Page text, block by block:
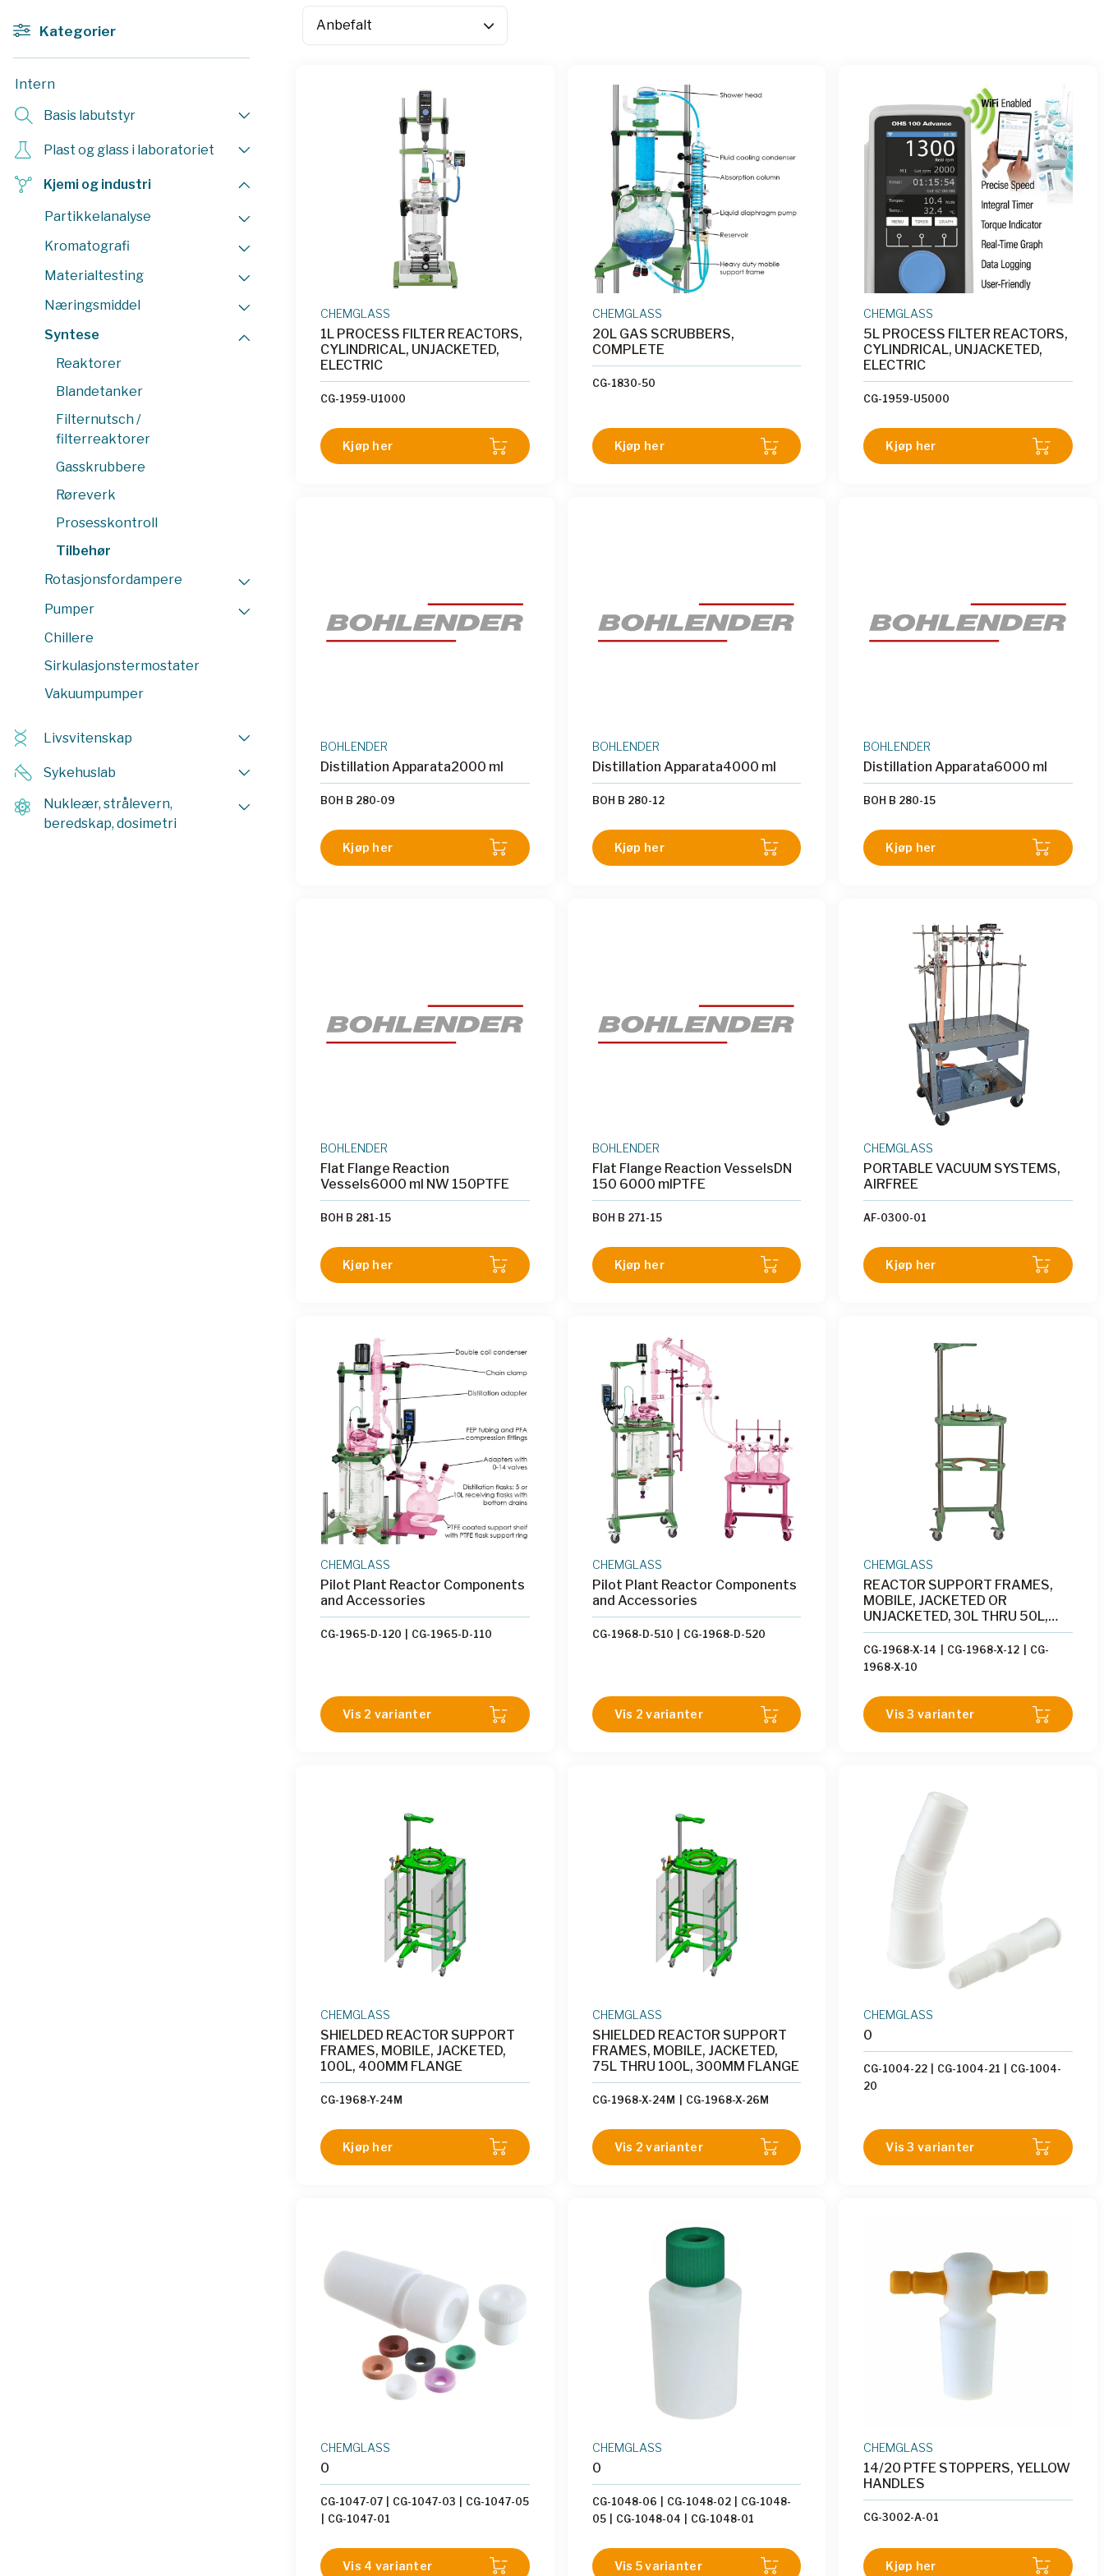
Kategorier
Intern
Basis labutstyr
Plast og glass i laboratoriet
Kjemi og industri
Partikkelanalyse
Kromatografi
Materialtesting
Næringsmiddel
Syntese
Reaktorer
Blandetanker
Filternutsch /
filterreaktorer
Gasskrubbere
Røreverk
Prosesskontroll
Tilbehør
Rotasjonsfordampere
Pumper
Chillere
Sirkulasjonstermostater
Vakuumpumper
Livsvitenskap
Sykehuslab
Nukleær, strålevern,
beredskap, dosimetri
CHEMGLASS
1L PROCESS FILTER REACTORS,
CYLINDRICAL, UNJACKETED,
ELECTRIC
CG-1959-U1000
Kjøp her
CHEMGLASS
20L GAS SCRUBBERS,
COMPLETE
CG-1830-50
Kjøp her
CHEMGLASS
5L PROCESS FILTER REACTORS,
CYLINDRICAL, UNJACKETED,
ELECTRIC
CG-1959-U5000
Kjøp her
BOHLENDER
Distillation Apparata2000 ml
BOH B 280-09
Kjøp her
BOHLENDER
Distillation Apparata4000 ml
BOH B 280-12
Kjøp her
BOHLENDER
Distillation Apparata6000 ml
BOH B 280-15
Kjøp her
BOHLENDER
Flat Flange Reaction
Vessels6000 ml NW 150PTFE
BOH B 281-15
Kjøp her
BOHLENDER
Flat Flange Reaction VesselsDN
150 6000 mlPTFE
BOH B 271-15
Kjøp her
CHEMGLASS
PORTABLE VACUUM SYSTEMS,
AIRFREE
AF-0300-01
Kjøp her
CHEMGLASS
Pilot Plant Reactor Components
and Accessories
CG-1965-D-120 CG-1965-D-110
Vis 2 varianter
CHEMGLASS
Pilot Plant Reactor Components
and Accessories
CG-1968-D-510 CG-1968-D-520
Vis 2 varianter
CHEMGLASS
REACTOR SUPPORT FRAMES,
MOBILE, JACKETED OR
UNJACKETED, 30L THRU 50L,
300MM FLANGE
CG-1968-X-14 CG-1968-X-12
CG-
1968-X-10
Vis 3 varianter
CHEMGLASS
SHIELDED REACTOR SUPPORT
FRAMES, MOBILE, JACKETED,
100L, 400MM FLANGE
CG-1968-Y-24M
Kjøp her
CHEMGLASS
SHIELDED REACTOR SUPPORT
FRAMES, MOBILE, JACKETED,
75L THRU 100L, 300MM FLANGE
CG-1968-X-24M CG-1968-X-26M
Vis 2 varianter
CHEMGLASS
0
CG-1004-22 CG-1004-21
CG-1004-
20
Vis 3 varianter
CHEMGLASS
0
CG-1047-07 CG-1047-03
CG-1047-05
CG-1047-01
Vis 4 varianter
CHEMGLASS
0
CG-1048-06 CG-1048-02
CG-1048-
05
CG-1048-04 CG-1048-01
Vis 5 varianter
CHEMGLASS
14/20 PTFE STOPPERS, YELLOW
HANDLES
CG-3002-A-01
Kjøp her